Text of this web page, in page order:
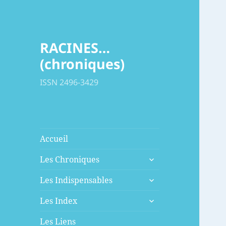
RACINES…
(chroniques)
ISSN 2496-3429
Accueil
Les Chroniques
ouvrir
sous-
Les Indispensables
ouvrir
sous-
Les Index
ouvrir
Les Liens